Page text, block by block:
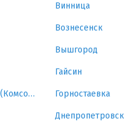
Винница
Вознесенск
Вышгород
Гайсин
Горишние Плавни (Комсомольск) Горностаевка
Днепропетровск